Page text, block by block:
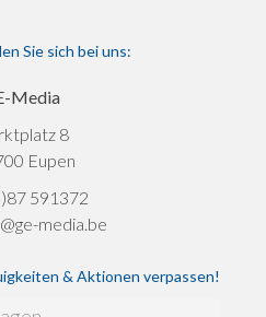
Sie sich bei uns:
Media
8
Eupen
591372
media.be
& Aktionen verpassen!